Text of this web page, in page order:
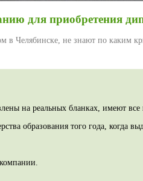
для приобретения
в Челябинске, не знают по каким
на реальных бланках, имеют
образования того года, когда